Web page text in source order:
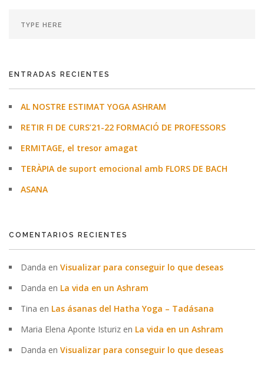
ENTRADAS RECIENTES
AL NOSTRE ESTIMAT YOGA ASHRAM
RETIR FI DE CURS’21-22 FORMACIÓ DE PROFESSORS
ERMITAGE, el tresor amagat
TERÀPIA de suport emocional amb FLORS DE BACH
ASANA
COMENTARIOS RECIENTES
Danda en Visualizar para conseguir lo que deseas
Danda en La vida en un Ashram
Tina en Las ásanas del Hatha Yoga – Tadásana
Maria Elena Aponte Isturiz en La vida en un Ashram
Danda en Visualizar para conseguir lo que deseas